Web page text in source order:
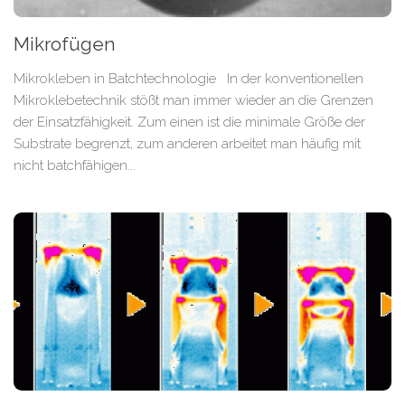
Mikrofügen
Mikrokleben in Batchtechnologie In der konventionellen
Mikroklebetechnik stößt man immer wieder an die Grenzen
der Einsatzfähigkeit. Zum einen ist die minimale Größe der
Substrate begrenzt, zum anderen arbeitet man häufig mit
nicht batchfähigen...